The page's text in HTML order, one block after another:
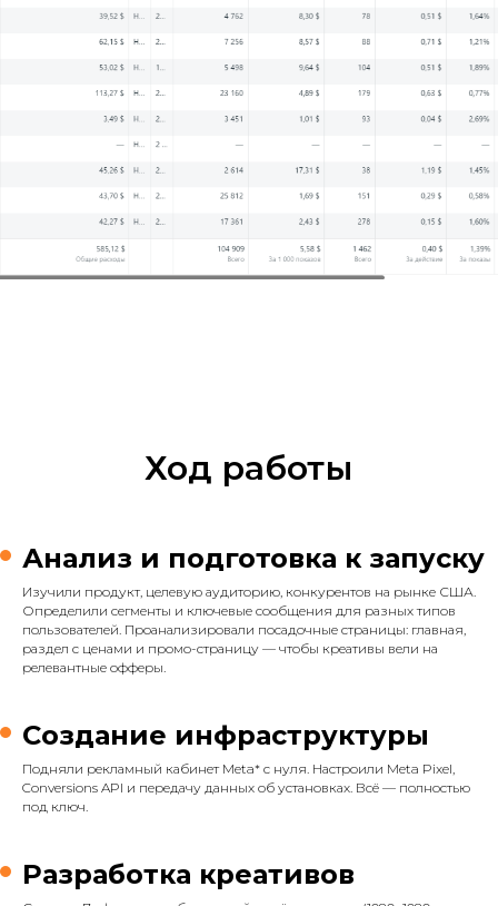
Ход работы
Анализ и подготовка к запуску
Изучили продукт, целевую аудиторию, конкурентов на рынке США.
Определили сегменты и ключевые сообщения для разных типов
пользователей. Проанализировали посадочные страницы: главная,
раздел с ценами и промо-страницу — чтобы креативы вели на
релевантные офферы.
Создание инфраструктуры
Подняли рекламный кабинет Meta* с нуля. Настроили Meta Pixel,
Conversions API и передачу данных об установках. Всё — полностью
под ключ.
Разработка креативов